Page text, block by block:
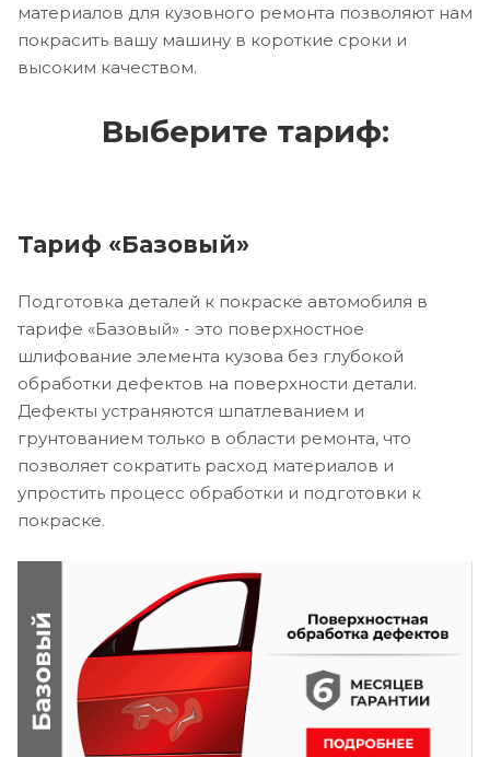
материалов для кузовного ремонта позволяют нам
покрасить вашу машину в короткие сроки и
высоким качеством.
Выберите тариф:
Тариф «Базовый»
Подготовка деталей к покраске автомобиля в
тарифе «Базовый» - это поверхностное
шлифование элемента кузова без глубокой
обработки дефектов на поверхности детали.
Дефекты устраняются шпатлеванием и
грунтованием только в области ремонта, что
позволяет сократить расход материалов и
упростить процесс обработки и подготовки к
покраске.